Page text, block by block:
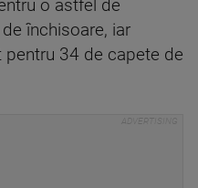
o astfel de
închisoare, iar
34 de capete de